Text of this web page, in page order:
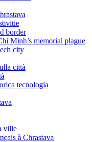
border
Minh’s memorial plague
city
città
tecnologia
ville
à Chrastava